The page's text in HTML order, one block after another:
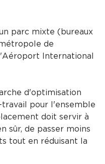
parc mixte (bureaux
de
International
d'optimisation
pour l'ensemble
doit servir à
sûr, de passer moins
tout en réduisant la